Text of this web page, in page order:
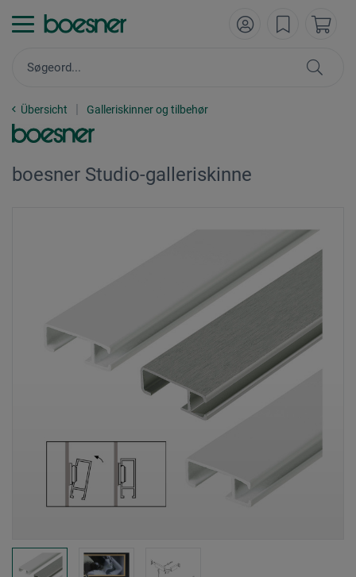
Übersicht Galleriskinner og tilbehør
boesner Studio-galleriskinne